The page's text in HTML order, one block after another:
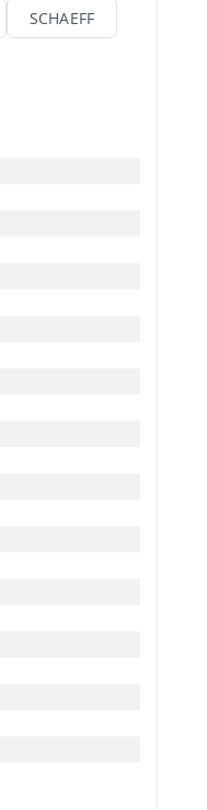
SCHAEFF